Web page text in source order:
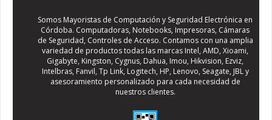
Somos Mayoristas de Computación y Seguridad Electrónica en
Córdoba. Computadoras, Notebooks, Impresoras, Cámaras
de Seguridad, Controles de Acceso. Contamos con una amplia
variedad de productos todas las marcas Intel, AMD, Xioami,
Gigabyte, Kingston, Cygnus, Dahua, Imou, Hikvision, Ezviz,
Intelbras, Fanvil, Tp Link, Logitech, HP, Lenovo, Seagate, JBL y
asesoramiento personalizado para cada necesidad de
nuestros clientes.